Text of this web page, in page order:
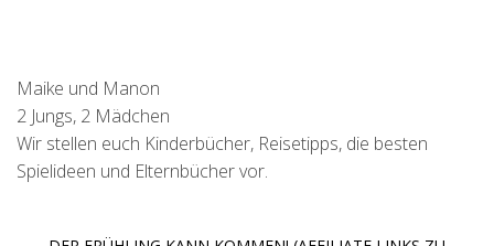
Maike und Manon
2 Jungs, 2 Mädchen
Wir stellen euch Kinderbücher, Reisetipps, die besten
Spielideen und Elternbücher vor.